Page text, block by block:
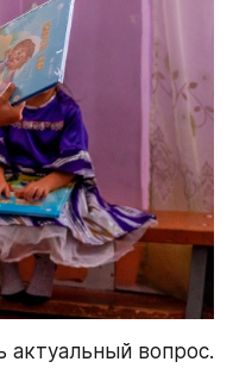
актуальный вопрос.